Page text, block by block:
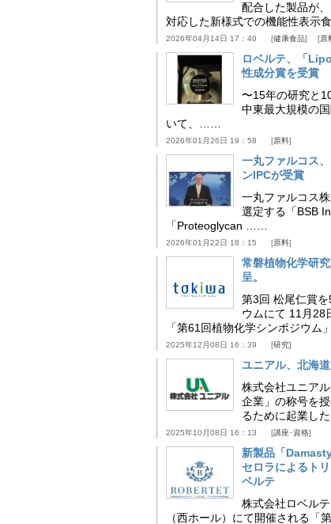
配合した製品が
対応した新様式での機能性表示
2026年04月14日 17：40 健康食品 原
ロベルテ、「
性成分賞を受賞
〜15年の研究と
中東最大規模の
いて、……
2026年01月26日 19：58 原料
一丸ファルコス
ンIPCが受賞
一丸ファルコス
選定する「BSB
「Proteoglycan ……
2026年01月22日 18：15 原料
常磐植物化学研
呈。
第3回 松尾仁賞
ウムにて 11月28
「第61回植物化学シンポジウム
2025年12月08日 16：39 研究
ユニアル、北海
株式会社ユニア
企業」の称号を
るために起業し
2025年10月08日 16：13 講座･資格
新製品「
セロラによるト
ベルテ
株式会社ロベル
（西ホール）にて開催される「